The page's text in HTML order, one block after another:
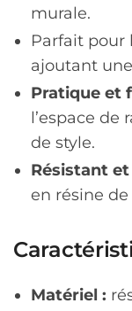
murale.
Parfait pour
ajoutant une
Pratique et
l’espace de
de style.
Résistant
en résine
Matériel :